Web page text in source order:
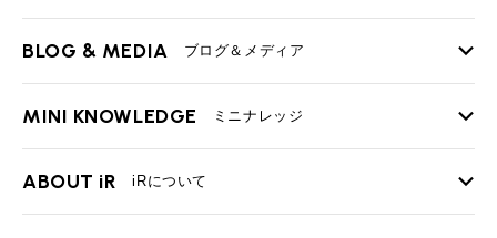
必要書類
TOP
最近の修理実績
BLOG & MEDIA ブログ＆メディア
TOP
User's Voice 購入者様の声
MINI KNOWLEDGE ミニナレッジ
TOP
ABOUT iR iRについて